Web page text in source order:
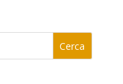
Cerca